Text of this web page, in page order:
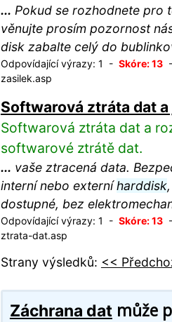
... Pokud se rozhodnete pro
věnujte prosím pozornost
disk zabalte celý do
Odpovídající výrazy: 1 - Skóre: 13-
zasilek.asp
Softwarová ztráta dat
Softwarová ztráta dat a
softwarové ztrátě dat.
... vaše ztracená data.
interní nebo externíharddisk
dostupné, bez
Odpovídající výrazy: 1 - Skóre: 13-
ztrata-dat.asp
Strany výsledků: <<
Záchrana datmůže